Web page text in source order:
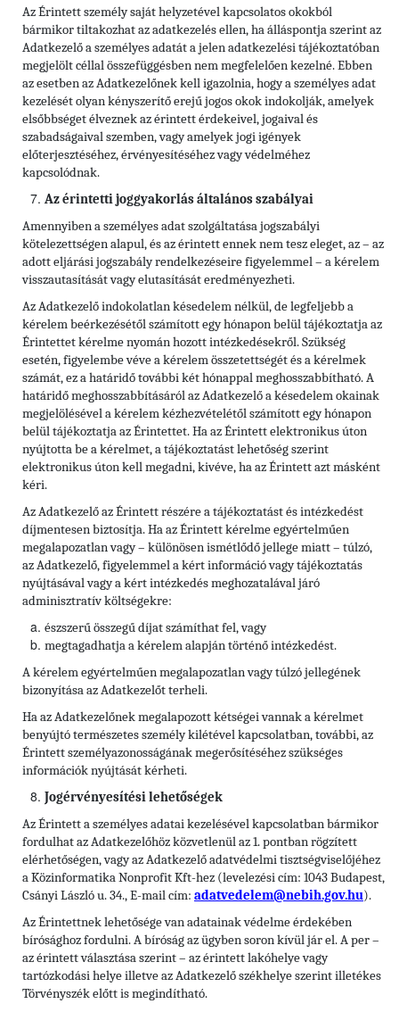
Az Érintett személy saját helyzetével kapcsolatos okokból
bármikor tiltakozhat az adatkezelés ellen, ha álláspontja szerint az
Adatkezelő a személyes adatát a jelen adatkezelési tájékoztatóban
megjelölt céllal összefüggésben nem megfelelően kezelné. Ebben
az esetben az Adatkezelőnek kell igazolnia, hogy a személyes adat
kezelését olyan kényszerítő erejű jogos okok indokolják, amelyek
elsőbbséget élveznek az érintett érdekeivel, jogaival és
szabadságaival szemben, vagy amelyek jogi igények
előterjesztéséhez, érvényesítéséhez vagy védelméhez
kapcsolódnak.
Az érintetti joggyakorlás általános szabályai
Amennyiben a személyes adat szolgáltatása jogszabályi
kötelezettségen alapul, és az érintett ennek nem tesz eleget, az – az
adott eljárási jogszabály rendelkezéseire figyelemmel – a kérelem
visszautasítását vagy elutasítását eredményezheti.
Az Adatkezelő indokolatlan késedelem nélkül, de legfeljebb a
kérelem beérkezésétől számított egy hónapon belül tájékoztatja az
Érintettet kérelme nyomán hozott intézkedésekről. Szükség
esetén, figyelembe véve a kérelem összetettségét és a kérelmek
számát, ez a határidő további két hónappal meghosszabbítható. A
határidő meghosszabbításáról az Adatkezelő a késedelem okainak
megjelölésével a kérelem kézhezvételétől számított egy hónapon
belül tájékoztatja az Érintettet. Ha az Érintett elektronikus úton
nyújtotta be a kérelmet, a tájékoztatást lehetőség szerint
elektronikus úton kell megadni, kivéve, ha az Érintett azt másként
kéri.
Az Adatkezelő az Érintett részére a tájékoztatást és intézkedést
díjmentesen biztosítja. Ha az Érintett kérelme egyértelműen
megalapozatlan vagy – különösen ismétlődő jellege miatt – túlzó,
az Adatkezelő, figyelemmel a kért információ vagy tájékoztatás
nyújtásával vagy a kért intézkedés meghozatalával járó
adminisztratív költségekre:
észszerű összegű díjat számíthat fel, vagy
megtagadhatja a kérelem alapján történő intézkedést.
A kérelem egyértelműen megalapozatlan vagy túlzó jellegének
bizonyítása az Adatkezelőt terheli.
Ha az Adatkezelőnek megalapozott kétségei vannak a kérelmet
benyújtó természetes személy kilétével kapcsolatban, további, az
Érintett személyazonosságának megerősítéséhez szükséges
információk nyújtását kérheti.
Jogérvényesítési lehetőségek
Az Érintett a személyes adatai kezelésével kapcsolatban bármikor
fordulhat az Adatkezelőhöz közvetlenül az 1. pontban rögzített
elérhetőségen, vagy az Adatkezelő adatvédelmi tisztségviselőjéhez
a Közinformatika Nonprofit Kft-hez (levelezési cím: 1043 Budapest,
Csányi László u. 34., E-mail cím: adatvedelem@nebih.gov.hu).
Az Érintettnek lehetősége van adatainak védelme érdekében
bírósághoz fordulni. A bíróság az ügyben soron kívül jár el. A per –
az érintett választása szerint – az érintett lakóhelye vagy
tartózkodási helye illetve az Adatkezelő székhelye szerint illetékes
Törvényszék előtt is megindítható.